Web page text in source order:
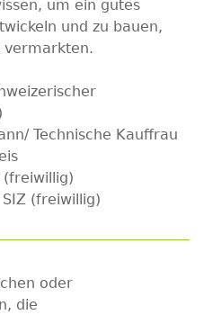
um ein gutes
und zu bauen,
vermarkten.
Technische Kauffrau
(freiwillig)
(freiwillig)
oder
die